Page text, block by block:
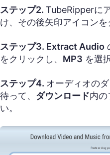
ステップ2. TubeRipperに
け、その後矢印アイコンを
ステップ3. Extract Audio
をクリックし、 MP3 を選
ステップ4. オーディオの
待って、 ダウンロード内の
い。